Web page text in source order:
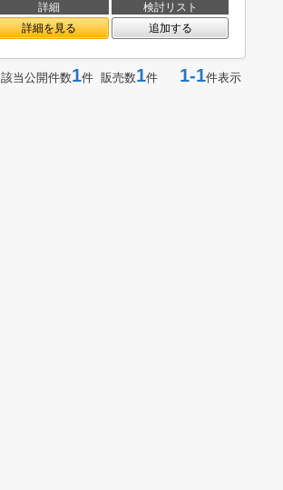
詳細
検討リスト
詳細を見る 追加する
該当公開件数1件 販売数1件 1-1件表示